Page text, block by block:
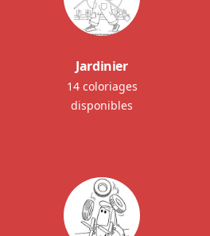
Jardinier
14 coloriages
disponibles